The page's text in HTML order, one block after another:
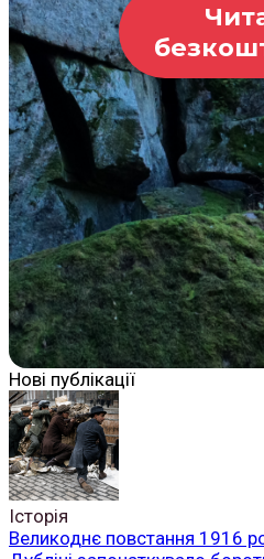
Нові публікації
Історія
Великоднє повстання 1916